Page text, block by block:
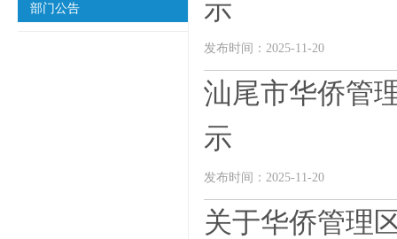
部门公告
示
发布时间：2025-11-20
汕尾市华侨管
示
发布时间：2025-11-20
关于华侨管理